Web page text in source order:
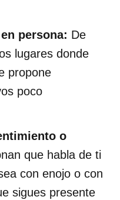
persona: De
lugares donde
propone
poco
o
que habla de ti
con enojo o con
sigues presente